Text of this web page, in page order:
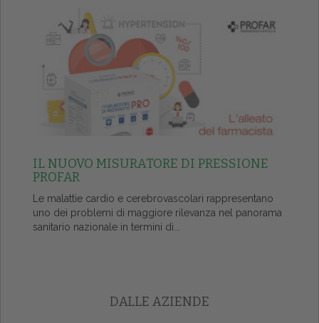
IL NUOVO MISURATORE DI PRESSIONE
PROFAR
Le malattie cardio e cerebrovascolari rappresentano
uno dei problemi di maggiore rilevanza nel panorama
sanitario nazionale in termini di...
DALLE AZIENDE